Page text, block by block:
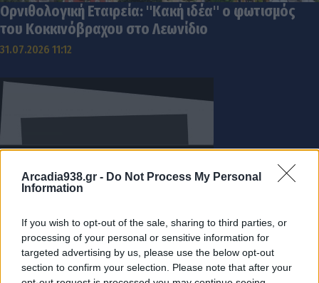
Arcadia938.gr - Do Not Process My Personal
Information
If you wish to opt-out of the sale, sharing to third parties, or
processing of your personal or sensitive information for
targeted advertising by us, please use the below opt-out
section to confirm your selection. Please note that after your
Ορνιθολογική Εταιρεία: "Κακή ιδέα" ο φωτισμός
του Κοκκινόβραχου στο Λεωνίδιο
31.07.2026 11:12